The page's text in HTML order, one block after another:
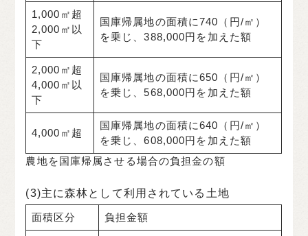
1,000㎡超
2,000㎡以
下
国庫帰属地の面積に740（円/㎡）
を乗じ、388,000円を加えた額
2,000㎡超
4,000㎡以
下
国庫帰属地の面積に650（円/㎡）
を乗じ、568,000円を加えた額
4,000㎡超
国庫帰属地の面積に640（円/㎡）
を乗じ、608,000円を加えた額
農地を国庫帰属させる場合の負担金の額
(3)主に森林として利用されている土地
面積区分 負担金額